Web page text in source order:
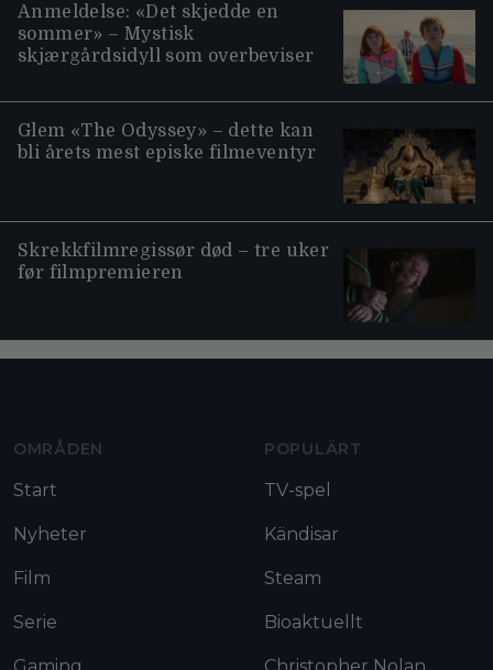
Anmeldelse: «Det skjedde en
sommer» – Mystisk
skjærgårdsidyll som overbeviser
Glem «The Odyssey» – dette kan
bli årets mest episke filmeventyr
Skrekkfilmregissør død – tre uker
før filmpremieren
OMRÅDEN
Start
Nyheter
Film
Serie
POPULÄRT
TV-spel
Kändisar
Steam
Bioaktuellt